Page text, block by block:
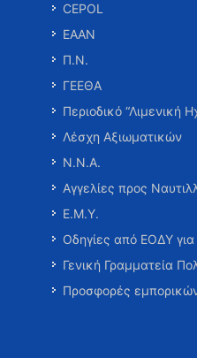
CEPOL
ΕΑΑΝ
Π.Ν.
ΓΕΕΘΑ
Περιοδικό “Λιμενική
Λέσχη Αξιωματικών
Ν.Ν.Α.
Αγγελίες προς
Ε.Μ.Υ.
Οδηγίες από ΕΟΔΥ
Γενική Γραμματεία
Προσφορές